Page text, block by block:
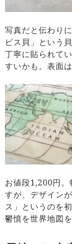
写真だと伝わり
ピス貝」という
丁寧に貼られて
すいかも。表面
お値段1,200円
すが、デザイン
ス」というのを
鬱憤を世界地図